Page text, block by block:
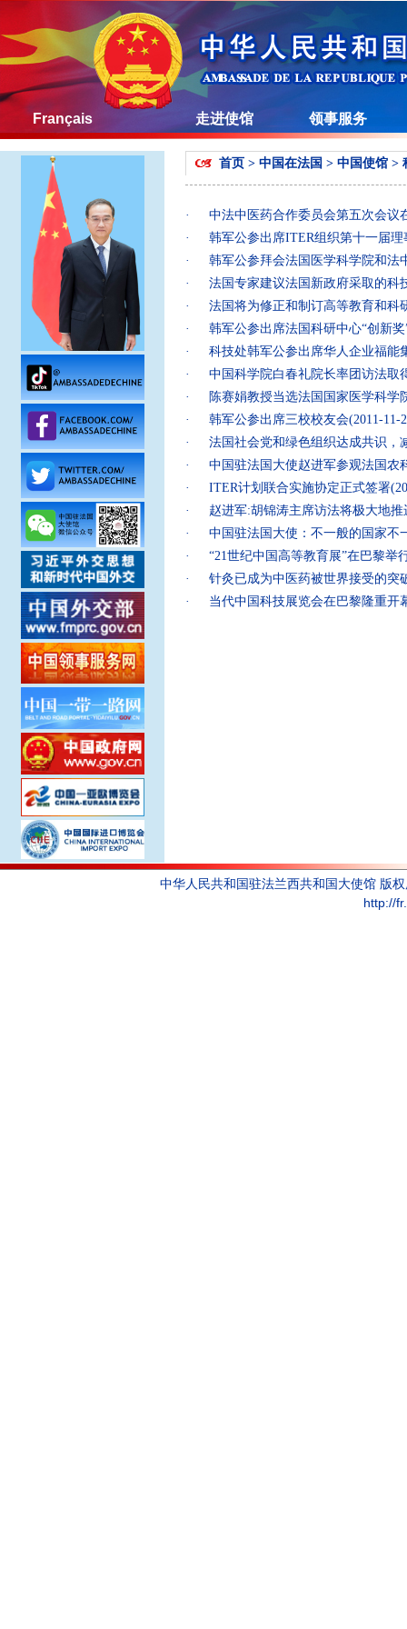
Français 走进使馆 领事服务
首页 > 中国在法国 > 中国使馆 >
·
中法中医药合作委员会第五次会议
·
韩军公参出席ITER组织第十一届理
·
韩军公参拜会法国医学科学院和法
·
法国专家建议法国新政府采取的科
·
法国将为修正和制订高等教育和科
·
韩军公参出席法国科研中心“创新
·
科技处韩军公参出席华人企业福能
·
中国科学院白春礼院长率团访法取
·
陈赛娟教授当选法国国家医学科学
·
韩军公参出席三校校友会(2011-11-
·
法国社会党和绿色组织达成共识，
·
中国驻法国大使赵进军参观法国农
·
ITER计划联合实施协定正式签署
·
赵进军:胡锦涛主席访法将极大地推
·
中国驻法国大使：不一般的国家不
·
“21世纪中国高等教育展”在巴黎举
·
针灸已成为中医药被世界接受的突
·
当代中国科技展览会在巴黎隆重开
中华人民共和国驻法兰西共和国大使馆 版
http://